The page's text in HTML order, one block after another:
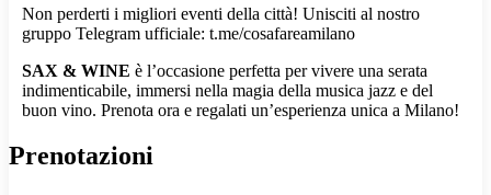
Non perderti i migliori eventi della città! Unisciti al nostro
gruppo Telegram ufficiale: t.me/cosafareamilano
SAX & WINE è l’occasione perfetta per vivere una serata
indimenticabile, immersi nella magia della musica jazz e del
buon vino. Prenota ora e regalati un’esperienza unica a Milano!
Prenotazioni